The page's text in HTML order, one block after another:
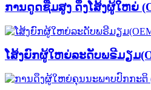
ການດູດຊືມສູງ ດຶງໂສ້ງຜູ້ໃຫຍ່
ໂສ້ງຍົກຜູ້ໃຫຍ່ລະດັບພຣີມຽມ